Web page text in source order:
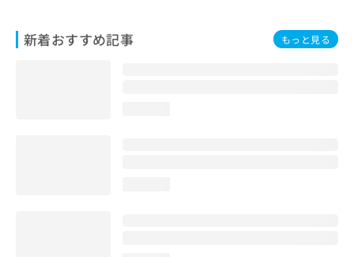
新着おすすめ記事 もっと見る
い